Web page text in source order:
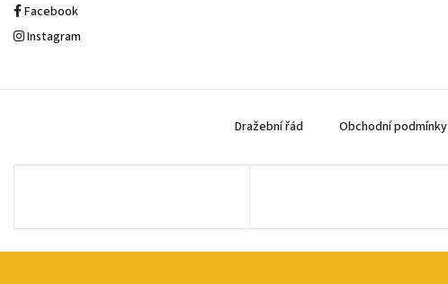
Facebook
Instagram
Dražební řád Obchodní podmínky